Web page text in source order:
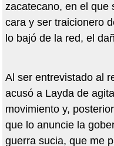
zacatecano, en el que
cara y ser traicionero
lo bajó de la red, el
Al ser entrevistado al
acusó a Layda de
movimiento y,
que lo anuncie la
guerra sucia, que me